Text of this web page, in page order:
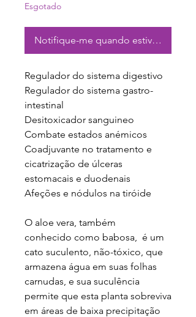
Esgotado
Notifique-me quando estiver
Regulador do sistema digestivo
Regulador do sistema gastro-
intestinal
Desitoxicador sanguineo
Combate estados anémicos
Coadjuvante no tratamento e
cicatrização de úlceras
estomacais e duodenais
Afeções e nódulos na tiróide
O aloe vera, também
conhecido como babosa, é um
cato suculento, não-tóxico, que
armazena água em suas folhas
carnudas, e sua suculência
permite que esta planta sobreviva
em áreas de baixa precipitação